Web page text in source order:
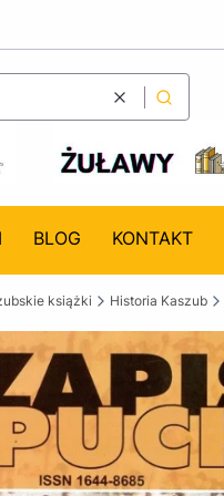
WyczyśćSzukaj
BLOG KONTAKT
książki Historia Kaszub